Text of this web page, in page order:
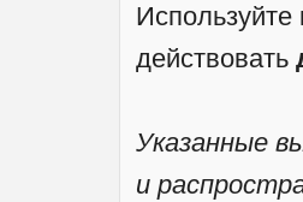
действовать
Указанные
и